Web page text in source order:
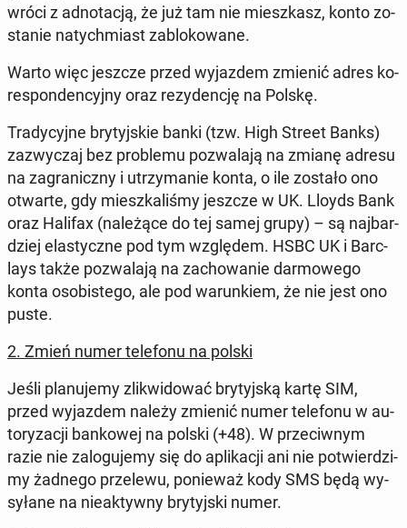
wróci z ad­no­ta­cją, że już tam nie miesz­kasz, konto zo­
sta­nie na­tych­miast za­blo­ko­wa­ne.
Warto więc jeszcze przed wy­jaz­dem zmienić adres ko­
re­spon­den­cyj­ny oraz re­zy­den­cję na Polskę.
Tra­dy­cyj­ne bry­tyj­skie banki (tzw. High Street Banks)
za­zwy­czaj bez pro­ble­mu po­zwa­la­ją na zmianę adresu
na za­gra­nicz­ny i utrzy­ma­nie konta, o ile zostało ono
otwarte, gdy miesz­ka­li­śmy jeszcze w UK. Lloyds Bank
oraz Halifax (na­le­żą­ce do tej samej grupy) – są naj­bar­
dziej ela­stycz­ne pod tym wzglę­dem. HSBC UK i Barc­
lays także po­zwa­la­ją na za­cho­wa­nie dar­mo­we­go
konta oso­bi­ste­go, ale pod wa­run­kiem, że nie jest ono
puste.
2. Zmień numer te­le­fo­nu na polski
Jeśli pla­nu­je­my zli­kwi­do­wać bry­tyj­ską kartę SIM,
przed wy­jaz­dem należy zmienić numer te­le­fo­nu w au­
to­ry­za­cji ban­ko­wej na polski (+48). W prze­ciw­nym
razie nie za­lo­gu­je­my się do apli­ka­cji ani nie po­twier­dzi­
my żadnego prze­le­wu, po­nie­waż kody SMS będą wy­
sy­ła­ne na nie­ak­tyw­ny bry­tyj­ski numer.